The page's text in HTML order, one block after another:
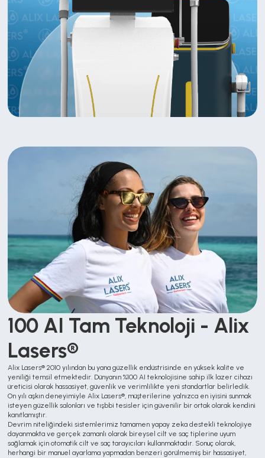
100 AI Tam Teknoloji - Alix
Lasers®
Alix Lasers® 2010 yılından bu yana güzellik endüstrisinde en yüksek kalite ve
yeniliği temsil etmektedir. Dünyanın %100 AI teknolojisine sahip ilk lazer cihazı
üreticisi olarak hassasiyet, güvenlik ve verimlilikte yeni standartlar belirledik.
On yılı aşkın deneyimiyle Alix Lasers®, müşterilerine yalnızca en iyisini sunmak
isteyen güzellik salonları ve tışbbi tesisler için güvenilir bir ortak olarak kendini
kanıtlamıştır.
Devrim niteliğindeki sistemlerimiz tamamen yapay zeka destekli teknolojiye
dayanmakta ve gerçek zamanlı olarak bireysel cilt ve saç tiplerine uyum
sağlamak için otomatik cilt ve saç tarayıcıları kullanmaktadır. Sonuç olarak,
herhangi bir manuel ayarlama yapmadan benzeri görülmemiş bir hassasiyet,